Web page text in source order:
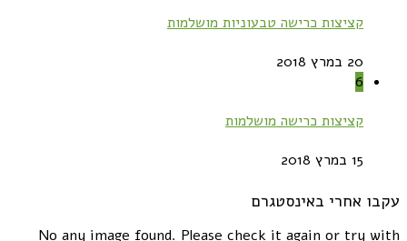
קציצות כרישה טבעוניות מושלמות
20 במרץ 2018
6
קציצות כרישה מושלמות
15 במרץ 2018
עקבו אחרי באינסטגרם
No any image found. Please check it again or try with